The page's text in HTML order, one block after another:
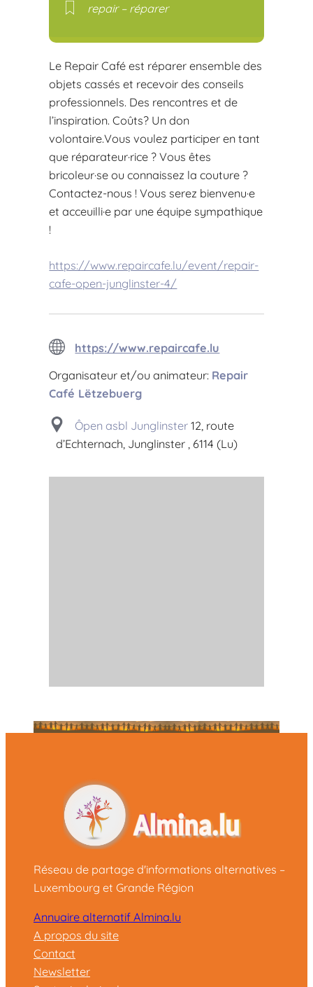
repair – réparer
Le Repair Café est réparer ensemble des
objets cassés et recevoir des conseils
professionnels. Des rencontres et de
l’inspiration. Coûts? Un don
volontaire.Vous voulez participer en tant
que réparateur·rice ? Vous êtes
bricoleur·se ou connaissez la couture ?
Contactez-nous ! Vous serez bienvenu·e
et acceuilli·e par une équipe sympathique
!
https://www.repaircafe.lu/event/repair-
cafe-open-junglinster-4/
https://www.repaircafe.lu
Organisateur et/ou animateur: Repair
Café Lëtzebuerg
Ôpen asbl Junglinster 12, route
d’Echternach, Junglinster , 6114 (Lu)
Réseau de partage d'informations alternatives –
Luxembourg et Grande Région
Annuaire alternatif Almina.lu
A propos du site
Contact
Newsletter